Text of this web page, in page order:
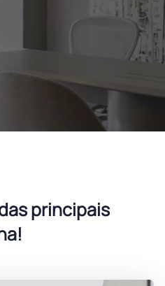
principais